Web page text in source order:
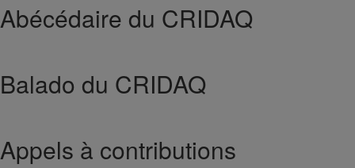
Abécédaire du CRIDAQ
Balado du CRIDAQ
Appels à contributions